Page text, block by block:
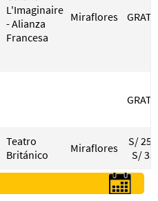
L'Imaginaire
- Alianza
Francesa
Miraflores
Teatro
Británico
Miraflores
S/ 25
S/ 35